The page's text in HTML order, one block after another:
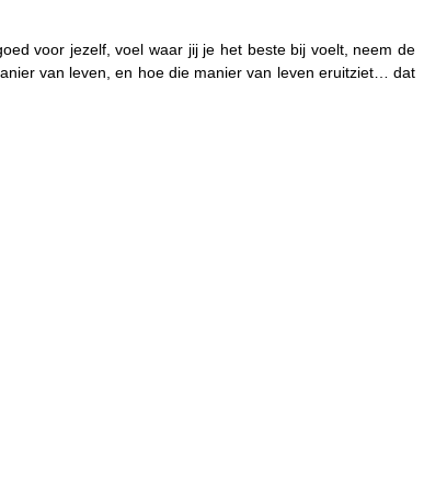
voor jezelf, voel waar jij je het beste bij voelt, neem de
van leven, en hoe die manier van leven eruitziet… dat